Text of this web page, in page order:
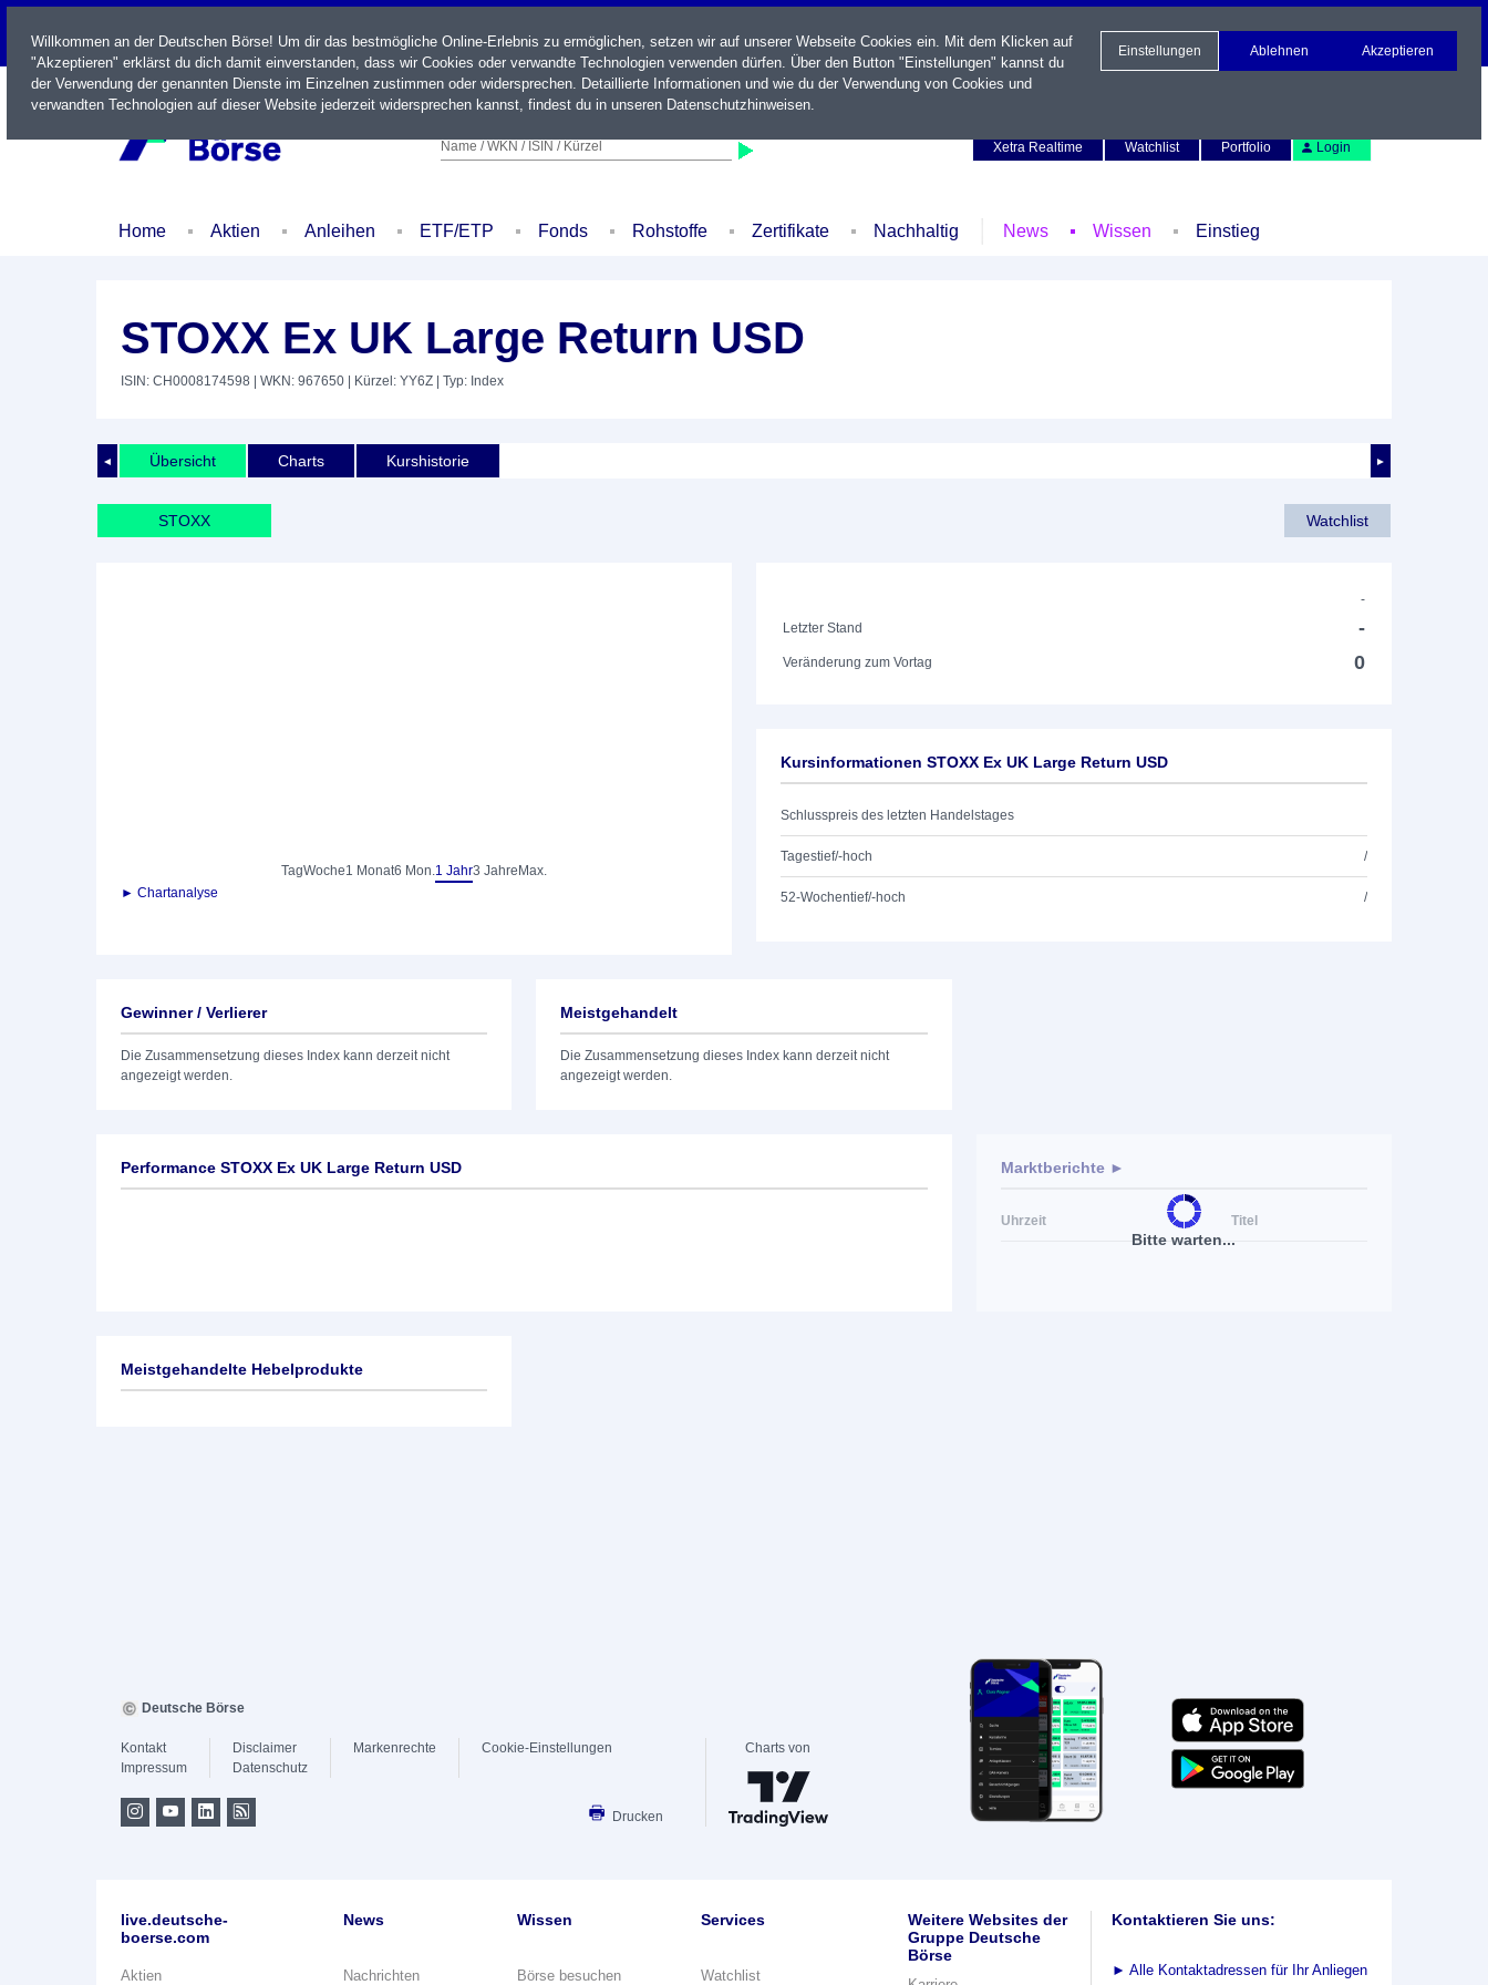
LIVE
Name / WKN / ISIN / Kürzel
Xetra Realtime
Watchlist Portfolio Login
Home Aktien Anleihen ETF/ETP Fonds Rohstoffe Zertifikate Nachhaltig News Wissen Einstieg
STOXX Ex UK Large Return USD
ISIN: CH0008174598 | WKN: 967650 | Kürzel: YY6Z | Typ: Index
◄ ►
Übersicht Charts Kurshistorie
STOXX Watchlist
TagWoche1 Monat6 Mon.1 Jahr3 Jahre Max.
► Chartanalyse
-
Letzter Stand
-
Veränderung zum Vortag 0
Kursinformationen STOXX Ex UK Large Return USD
Schlusspreis des letzten Handelstages
Tagestief/-hoch /
52-Wochentief/-hoch /
Gewinner / Verlierer
Die Zusammensetzung dieses Index kann derzeit nicht
angezeigt werden.
Meistgehandelt
Die Zusammensetzung dieses Index kann derzeit nicht
angezeigt werden.
Performance STOXX Ex UK Large Return USD
Bitte warten...
Marktberichte ►
Uhrzeit Titel
Meistgehandelte Hebelprodukte
Willkommen an der Deutschen Börse! Um dir das bestmögliche Online-Erlebnis zu ermöglichen, setzen wir auf unserer Webseite Cookies ein. Mit dem Klicken auf
"Akzeptieren" erklärst du dich damit einverstanden, dass wir Cookies oder verwandte Technologien verwenden dürfen. Über den Button "Einstellungen" kannst du
der Verwendung der genannten Dienste im Einzelnen zustimmen oder widersprechen. Detaillierte Informationen und wie du der Verwendung von Cookies und
verwandten Technologien auf dieser Website jederzeit widersprechen kannst, findest du in unseren Datenschutzhinweisen.
Einstellungen Ablehnen Akzeptieren
Deutsche Börse
Kontakt
Impressum
Disclaimer
Datenschutz
Markenrechte Cookie-Einstellungen
Drucken
Charts von
live.deutsche-
boerse.com
Aktien
News
Nachrichten
Wissen
Börse besuchen
Services
Watchlist
Weitere Websites der
Gruppe Deutsche
Börse
Kontaktieren Sie uns:
► Alle Kontaktadressen für Ihr Anliegen